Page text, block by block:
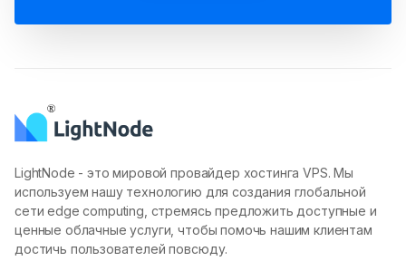
LightNode - это мировой провайдер хостинга VPS. Мы
используем нашу технологию для создания глобальной
сети edge computing, стремясь предложить доступные и
ценные облачные услуги, чтобы помочь нашим клиентам
достичь пользователей повсюду.